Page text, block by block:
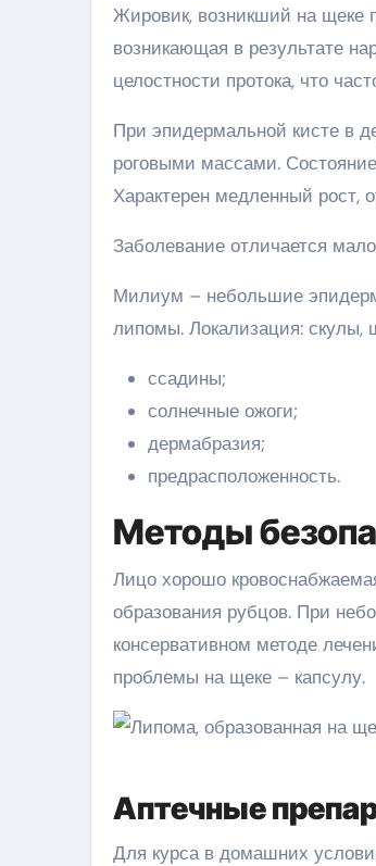
Жировик, возникший на щеке
возникающая в результате
целостности протока, что
При эпидермальной кисте в
роговыми массами.
Характерен медленный рост,
Заболевание отличается
Милиум – небольшие
липомы. Локализация: скулы,
ссадины;
солнечные ожоги;
дермабразия;
предрасположенность.
Методы
Лицо хорошо
образования рубцов. При
консервативном методе
проблемы на щеке – капсулу.
Аптечные
Для курса в домашних